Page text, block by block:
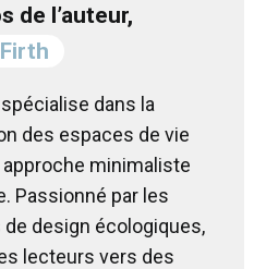
de l’auteur,
dans la
des espaces de vie
approche minimaliste
Passionné par les
design écologiques,
lecteurs vers des